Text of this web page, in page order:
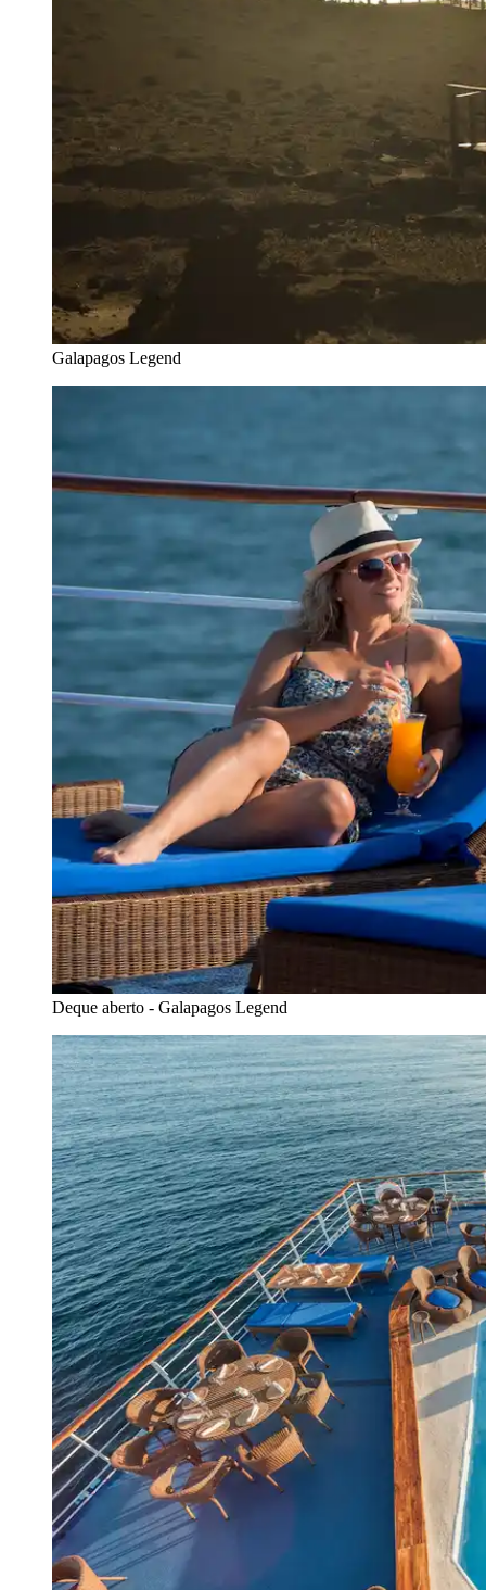
Galapagos Legend
Deque aberto - Galapagos Legend